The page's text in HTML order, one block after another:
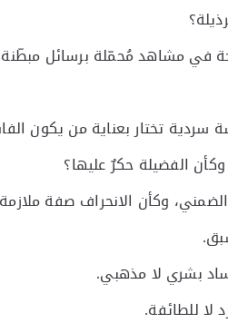
في مشاهد مُحمّلة برسائل
سردية تختار بعناية من يكون
الفضيلة حكرٌ عليها؟
وكأن الانحراف صفة
بشري لا مذهبي.
للطائفة.